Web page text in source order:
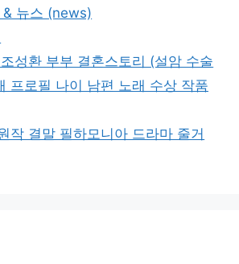
뉴스 (news)
성환 부부 결혼스토리 (설암 수술
프로필 나이 남편 노래 수상 작품
작 결말 필하모니아 드라마 줄거